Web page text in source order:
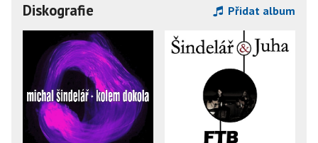
Diskografie Přidat album